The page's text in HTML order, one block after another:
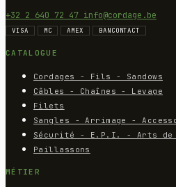
+32 2 640 72 47 info@cordage.be
VISA MC AMEX BANCONTACT
CATALOGUE
Cordages - Fils - Sandows
Câbles - Chaînes - Levage
Filets
Sangles - Arrimage -
Sécurité - E.P.I. - Arts de
Paillassons
MÉTIER